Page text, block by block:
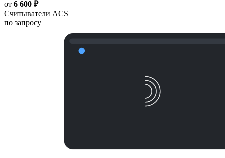
от 6 600 ₽
Считыватели ACS
по запросу